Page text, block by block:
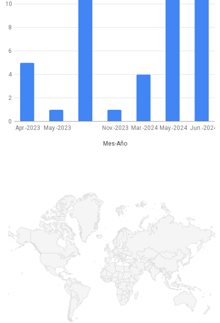
Apr.-2023 May.-2023 Nov.-2023 Mar.-2024 May.-2024 Jun.-2024
Mes-Año
0
2
4
6
8
10